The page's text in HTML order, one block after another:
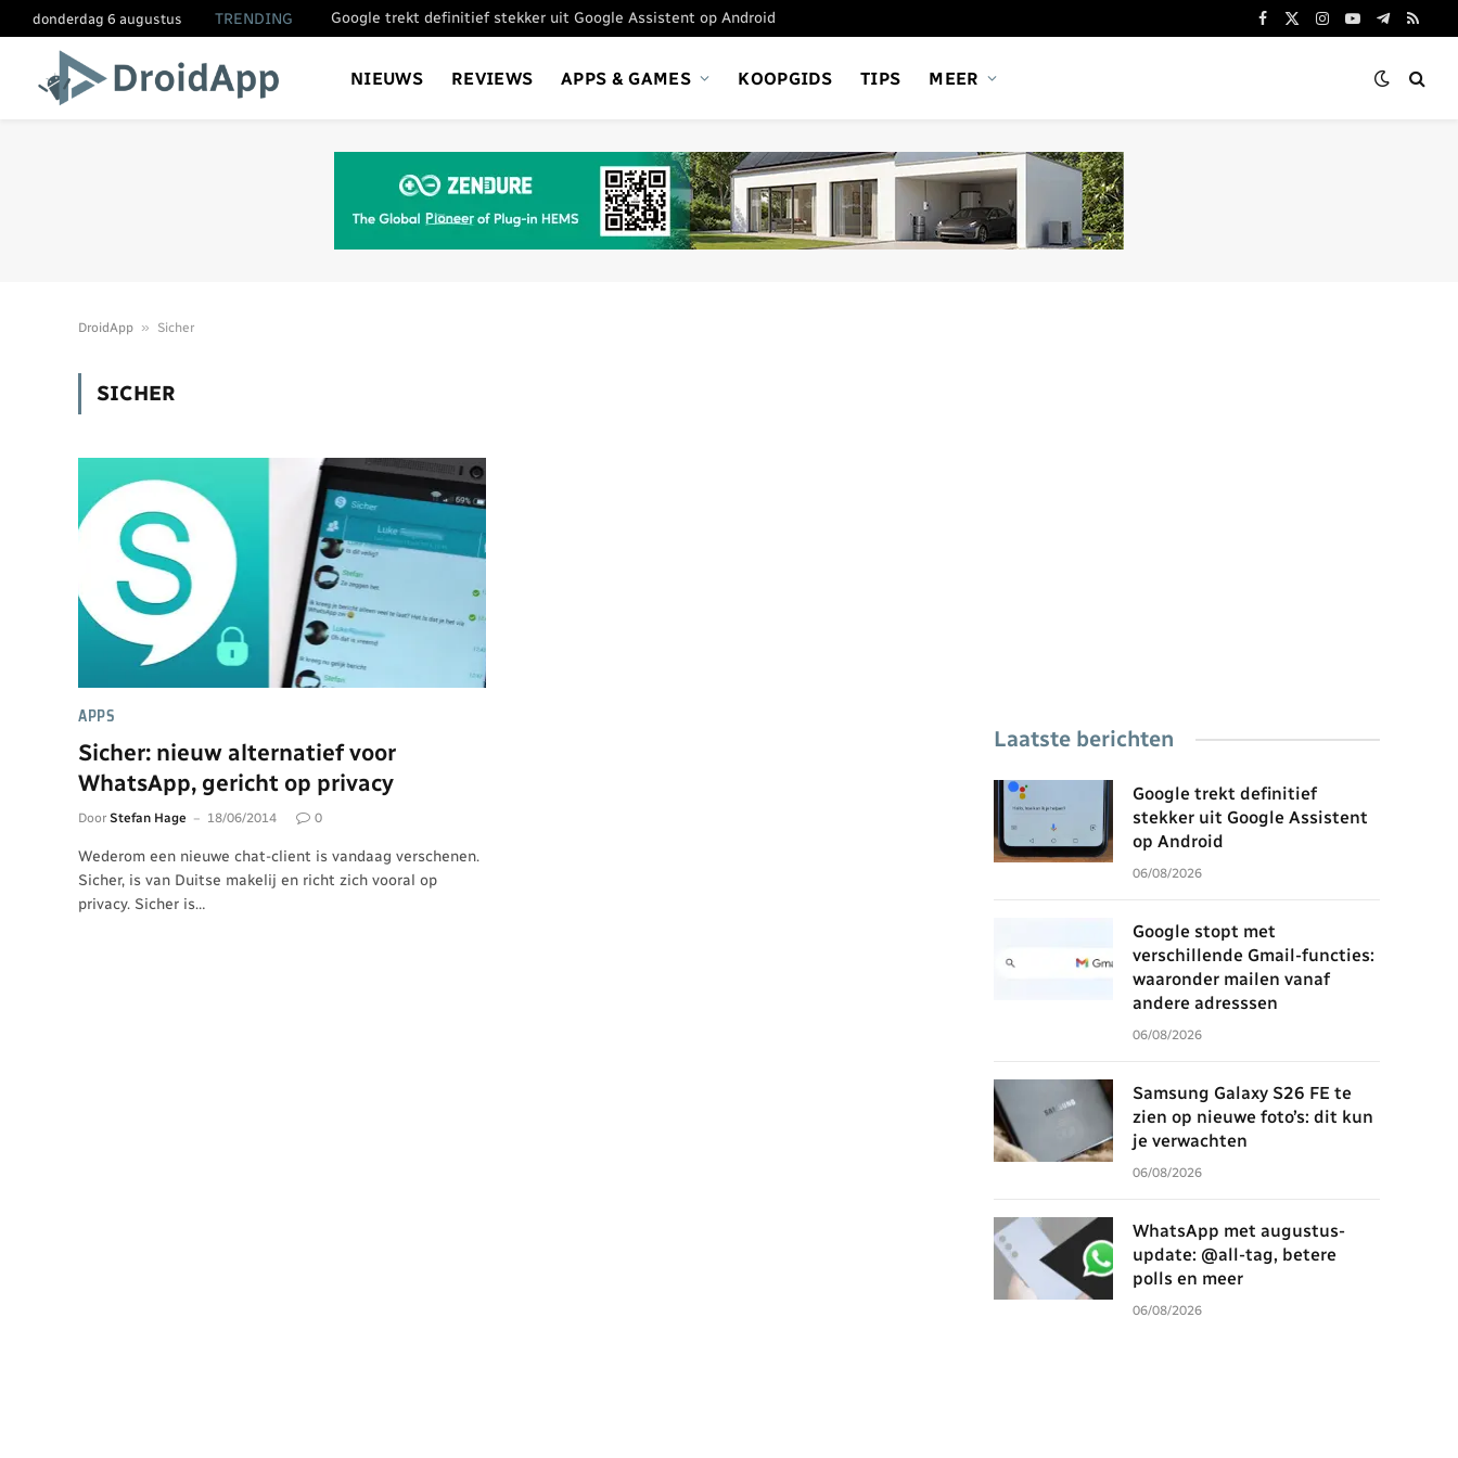
donderdag 6 augustus TRENDING Google trekt definitief stekker uit Google Assistent op Android
Facebook
X
Instagram
YouTube
Telegram
RSS
NIEUWS REVIEWS APPS & GAMES KOOPGIDS TIPS MEER
DroidApp » Sicher
SICHER
APPS
Sicher: nieuw alternatief voor
WhatsApp, gericht op privacy
Door Stefan Hage 18/06/2014 0
Wederom een nieuwe chat-client is vandaag verschenen.
Sicher, is van Duitse makelij en richt zich vooral op
privacy. Sicher is…
Laatste berichten
Google trekt definitief
stekker uit Google Assistent
op Android
06/08/2026
Google stopt met
verschillende Gmail-functies:
waaronder mailen vanaf
andere adresssen
06/08/2026
Samsung Galaxy S26 FE te
zien op nieuwe foto’s: dit kun
je verwachten
06/08/2026
WhatsApp met augustus-
update: @all-tag, betere
polls en meer
06/08/2026